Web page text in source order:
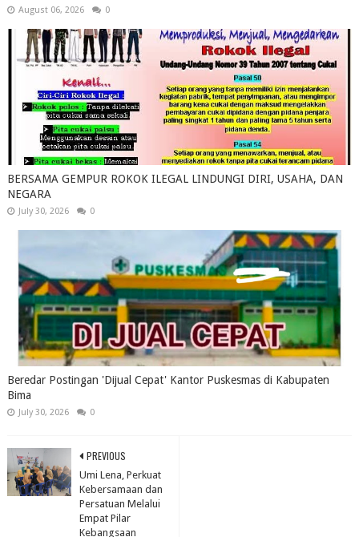
August 06, 2026 0
BERSAMA GEMPUR ROKOK ILEGAL LINDUNGI DIRI, USAHA, DAN
NEGARA
July 30, 2026 0
Beredar Postingan 'Dijual Cepat' Kantor Puskesmas di Kabupaten
Bima
July 30, 2026 0
PREVIOUS
Umi Lena, Perkuat
Kebersamaan dan
Persatuan Melalui
Empat Pilar
Kebangsaan